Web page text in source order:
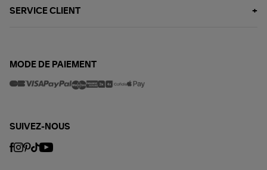
SERVICE CLIENT
MODE DE PAIEMENT
SUIVEZ-NOUS